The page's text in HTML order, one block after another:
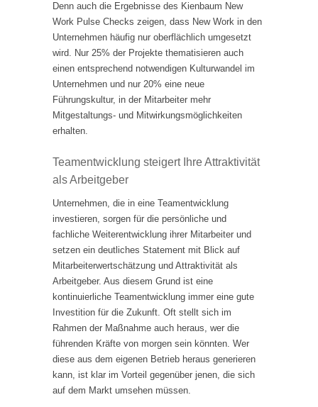
Denn auch die Ergebnisse des Kienbaum New
Work Pulse Checks zeigen, dass New Work in den
Unternehmen häufig nur oberflächlich umgesetzt
wird. Nur 25% der Projekte thematisieren auch
einen entsprechend notwendigen Kulturwandel im
Unternehmen und nur 20% eine neue
Führungskultur, in der Mitarbeiter mehr
Mitgestaltungs- und Mitwirkungsmöglichkeiten
erhalten.
Teamentwicklung steigert Ihre Attraktivität
als Arbeitgeber
Unternehmen, die in eine Teamentwicklung
investieren, sorgen für die persönliche und
fachliche Weiterentwicklung ihrer Mitarbeiter und
setzen ein deutliches Statement mit Blick auf
Mitarbeiterwertschätzung und Attraktivität als
Arbeitgeber. Aus diesem Grund ist eine
kontinuierliche Teamentwicklung immer eine gute
Investition für die Zukunft. Oft stellt sich im
Rahmen der Maßnahme auch heraus, wer die
führenden Kräfte von morgen sein könnten. Wer
diese aus dem eigenen Betrieb heraus generieren
kann, ist klar im Vorteil gegenüber jenen, die sich
auf dem Markt umsehen müssen.